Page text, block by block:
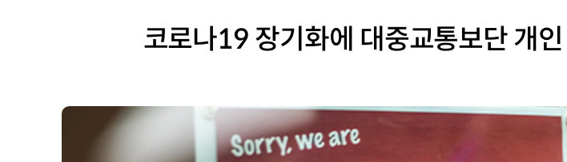
코로나19 장기화에 대중교통보단 개